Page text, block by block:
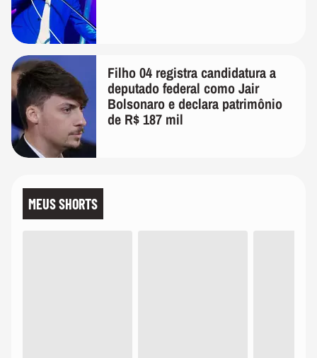
Filho 04 registra candidatura a
deputado federal como Jair
Bolsonaro e declara patrimônio
de R$ 187 mil
MEUS SHORTS